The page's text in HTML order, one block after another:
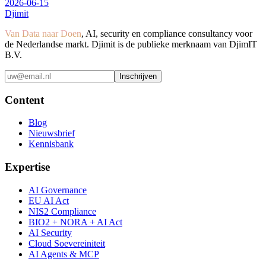
2026-06-15
Djimit
Van Data naar Doen, AI, security en compliance consultancy voor
de Nederlandse markt. Djimit is de publieke merknaam van DjimIT
B.V.
Inschrijven
Content
Blog
Nieuwsbrief
Kennisbank
Expertise
AI Governance
EU AI Act
NIS2 Compliance
BIO2 + NORA + AI Act
AI Security
Cloud Soevereiniteit
AI Agents & MCP